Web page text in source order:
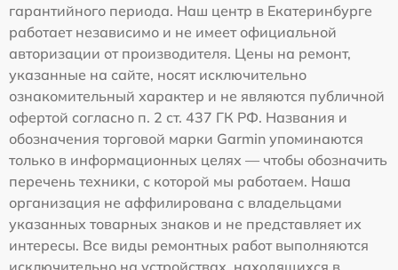
гарантийного периода. Наш центр в Екатеринбурге
работает независимо и не имеет официальной
авторизации от производителя. Цены на ремонт,
указанные на сайте, носят исключительно
ознакомительный характер и не являются публичной
офертой согласно п. 2 ст. 437 ГК РФ. Названия и
обозначения торговой марки Garmin упоминаются
только в информационных целях — чтобы обозначить
перечень техники, с которой мы работаем. Наша
организация не аффилирована с владельцами
указанных товарных знаков и не представляет их
интересы. Все виды ремонтных работ выполняются